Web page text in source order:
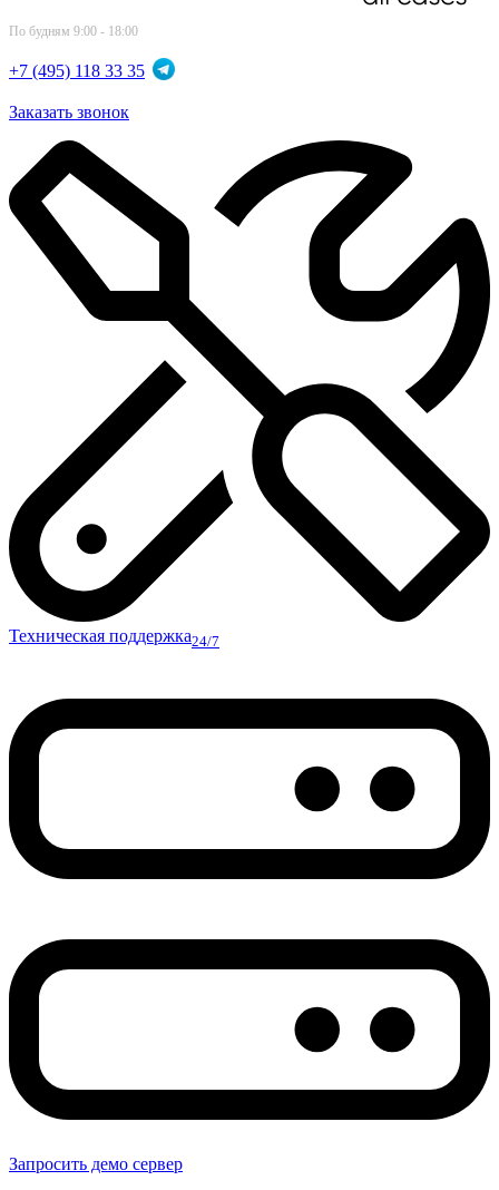
По будням 9:00 - 18:00
+7 (495) 118 33 35
Заказать звонок
Техническая поддержка24/7
Запросить демо сервер